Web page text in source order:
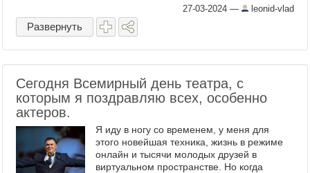
"Новодачную", перехожу над путями- и
вдруг звонок Марины ...
27-03-2024 — leonid-vlad
Развернуть
Сегодня Всемирный день театра, с
которым я поздравляю всех, особенно
актеров.
Я иду в ногу со временем, у меня для
этого новейшая техника, жизнь в режиме
онлайн и тысячи молодых друзей в
виртуальном пространстве. Но когда